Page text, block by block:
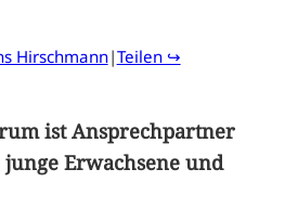
Hirschmann|Teilen ↪
ist Ansprechpartner
Erwachsene und